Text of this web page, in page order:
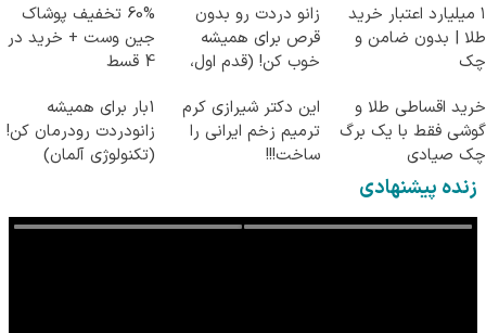
۱ میلیارد اعتبار خرید
طلا | بدون ضامن و
چک
زانو دردت رو بدون
قرص برای همیشه
خوب کن! (قدم اول،
60% تخفیف پوشاک
جین وست + خرید در
4 قسط
خرید اقساطی طلا و
گوشی فقط با یک برگ
چک صیادی
این دکتر شیرازی کرم
ترمیم زخم ایرانی را
ساخت!!!
1بار برای همیشه
زانودردت رودرمان کن!
(تکنولوژی آلمان)
زنده پیشنهادی